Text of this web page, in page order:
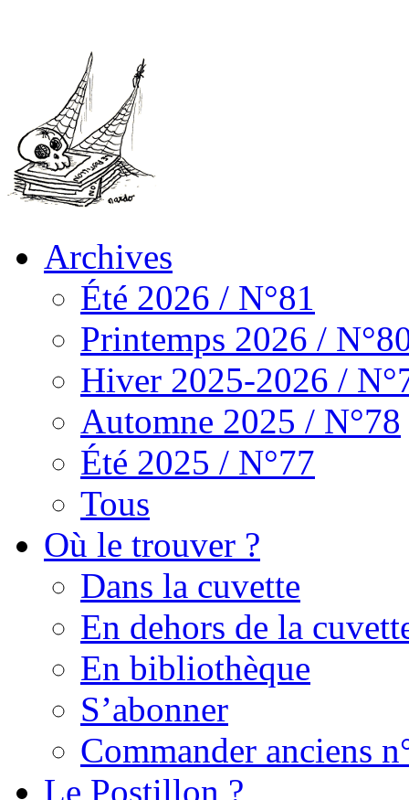
Archives
Été 2026 / N°81
Printemps 2026 /
Hiver 2025-2026 /
Automne 2025 / N°78
Été 2025 / N°77
Tous
Où le trouver ?
Dans la cuvette
En dehors de la
En bibliothèque
S’abonner
Commander anciens
Le Postillon ?